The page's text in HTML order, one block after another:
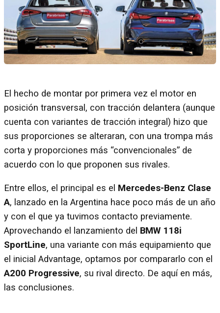
El hecho de montar por primera vez el motor en
posición transversal, con tracción delantera (aunque
cuenta con variantes de tracción integral) hizo que
sus proporciones se alteraran, con una trompa más
corta y proporciones más “convencionales” de
acuerdo con lo que proponen sus rivales.
Entre ellos, el principal es el Mercedes-Benz Clase
A, lanzado en la Argentina hace poco más de un año
y con el que ya tuvimos contacto previamente.
Aprovechando el lanzamiento del BMW 118i
SportLine, una variante con más equipamiento que
el inicial Advantage, optamos por compararlo con el
A200 Progressive, su rival directo. De aquí en más,
las conclusiones.